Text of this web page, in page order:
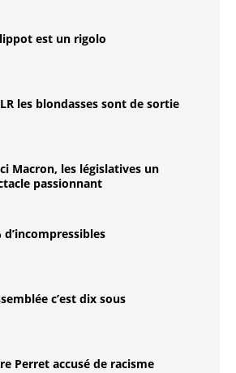
est un rigolo
les blondasses sont de sortie
Macron, les législatives un
passionnant
d’incompressibles
c’est dix sous
Perret accusé de racisme